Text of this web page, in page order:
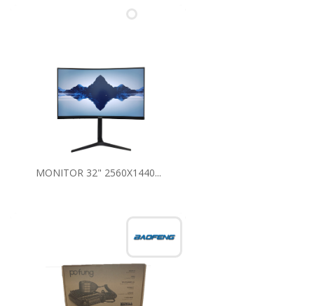
MONITOR 32" 2560X1440...